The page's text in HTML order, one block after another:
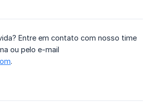
Entre em contato com nosso time
ou pelo e-mail
.